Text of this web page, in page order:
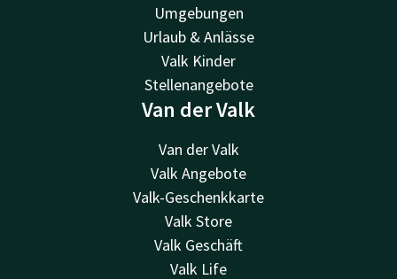
Umgebungen
Urlaub & Anlässe
Valk Kinder
Stellenangebote
Van der Valk
Van der Valk
Valk Angebote
Valk-Geschenkkarte
Valk Store
Valk Geschäft
Valk Life